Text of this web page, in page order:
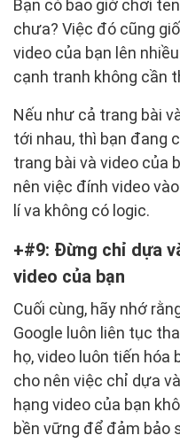
Bạn có bao giờ chơi
chưa? Việc đó cũng
video của bạn lên
cạnh tranh không cần
Nếu như cả trang bài
tới nhau, thì bạn đang
trang bài và video của
nên việc đính video
lí va không có logic.
#9: Đừng chỉ dựa
video của bạn
Cuối cùng, hãy nhớ
Google luôn liên tục
họ, video luôn tiến hóa
cho nên việc chỉ dựa
hạng video của bạn
bền vững để đảm bảo